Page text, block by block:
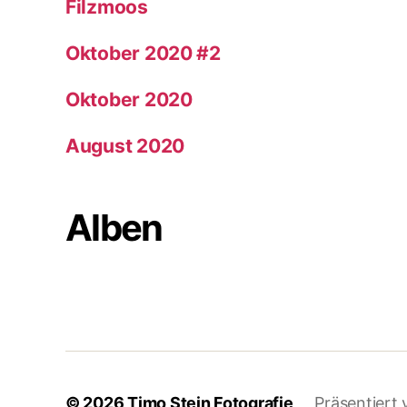
Filzmoos
Oktober 2020 #2
Oktober 2020
August 2020
Alben